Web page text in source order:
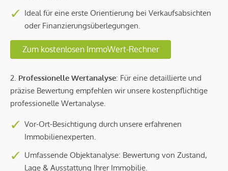
Ideal für eine erste Orientierung bei Verkaufsabsichten
oder Finanzierungsüberlegungen.
Zum kostenlosen ImmoWert-Rechner
2. Professionelle Wertanalyse: Für eine detaillierte und
präzise Bewertung empfehlen wir unsere kostenpflichtige
professionelle Wertanalyse.
Vor-Ort-Besichtigung durch unsere erfahrenen
Immobilienexperten.
Umfassende Objektanalyse: Bewertung von Zustand,
Lage & Ausstattung Ihrer Immobilie.